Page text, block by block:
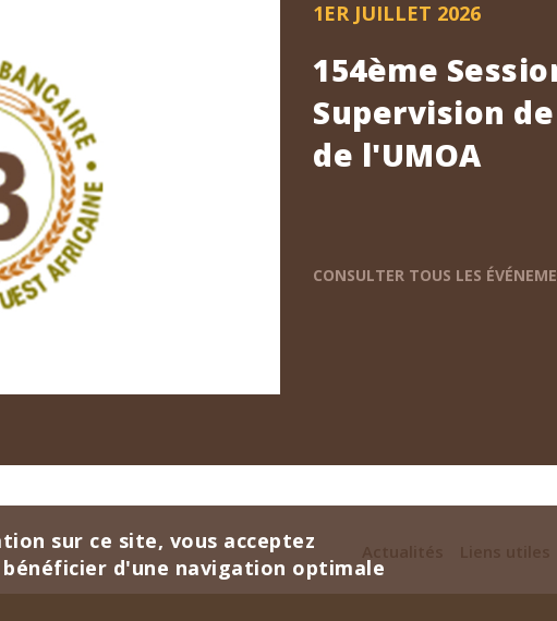
1ER JUILLET 2026
154ème
Supervision
de l'UMOA
CONSULTER TOUS LES
sur ce site, vous acceptez
d'une navigation optimale